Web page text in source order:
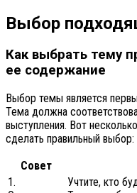
Выбор
Как выбрать тему
ее содержание
Выбор темы является
Тема должна
выступления. Вот
сделать правильный выбор:
Совет
1.
Учтите, кто